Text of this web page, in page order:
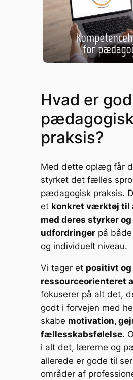
Hvad er god
praksis?
Med dette oplæg får
styrket det fælles
pædagogisk praksis.
et konkret værktøj til
med deres styrker og
udfordringerpå både
og individuelt niveau.
Vi tager et positivt og
ressourceorienteret
fokuserer på alt det,
godt i forvejen med
skabe motivation,
fællesskabsfølelse.
i alt det, lærerne og
allerede er gode til
områder af